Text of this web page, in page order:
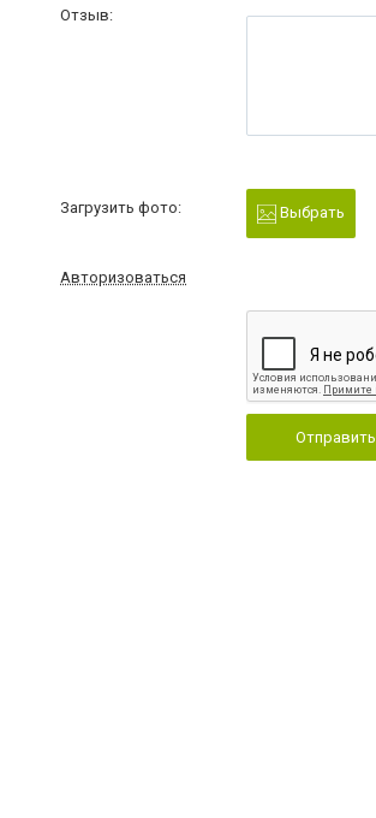
Отзыв:
Загрузить фото: Выбрать
Авторизоваться
Отправить